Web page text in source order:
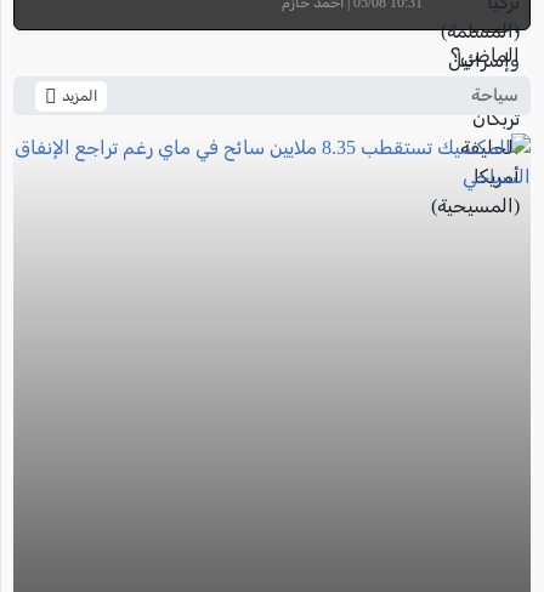
سياحة المزيد